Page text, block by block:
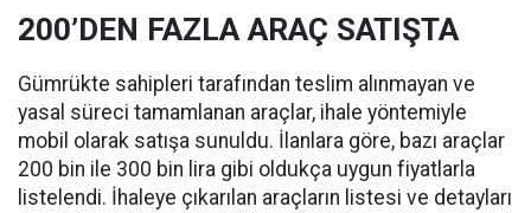
200’DEN FAZLA ARAÇ SATIŞTA
Gümrükte sahipleri tarafından teslim alınmayan ve
yasal süreci tamamlanan araçlar, ihale yöntemiyle
mobil olarak satışa sunuldu. İlanlara göre, bazı araçlar
200 bin ile 300 bin lira gibi oldukça uygun fiyatlarla
listelendi. İhaleye çıkarılan araçların listesi ve detayları